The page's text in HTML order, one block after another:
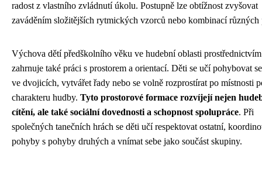
radost z vlastního zvládnutí úkolu. Postupně lze obtížnost zvyšovat
zaváděním složitějších rytmických vzorců nebo kombinací různých
Výchova dětí předškolního věku ve hudební oblasti
zahrnuje také práci s prostorem a orientací. Děti se učí pohybovat
ve dvojicích, vytvářet řady nebo se volně rozprostírat po místnosti
charakteru hudby. Tyto prostorové formace rozvíjejí nejen
cítění, ale také sociální dovednosti a schopnost spolupráce. Při
společných tanečních hrách se děti učí respektovat ostatní,
pohyby s pohyby druhých a vnímat sebe jako součást skupiny.